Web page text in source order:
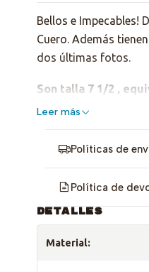
Bellos e Impecables!
Cuero. Además
dos últimas fotos.
Son talla 7 1/2 ,
Leer más
Políticas de
Política de
DETALLES
Material: